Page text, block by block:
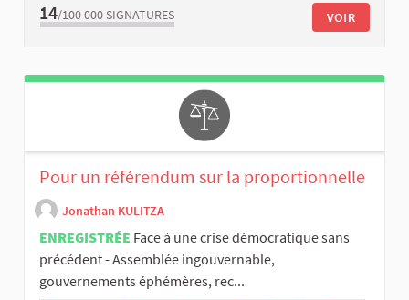
14/100 000 SIGNATURES VOIR
Pour un référendum sur la proportionnelle
Jonathan KULITZA
ENREGISTRÉE Face à une crise démocratique sans
précédent - Assemblée ingouvernable,
gouvernements éphémères, rec...